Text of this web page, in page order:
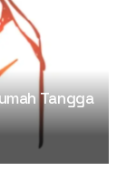
Tangga